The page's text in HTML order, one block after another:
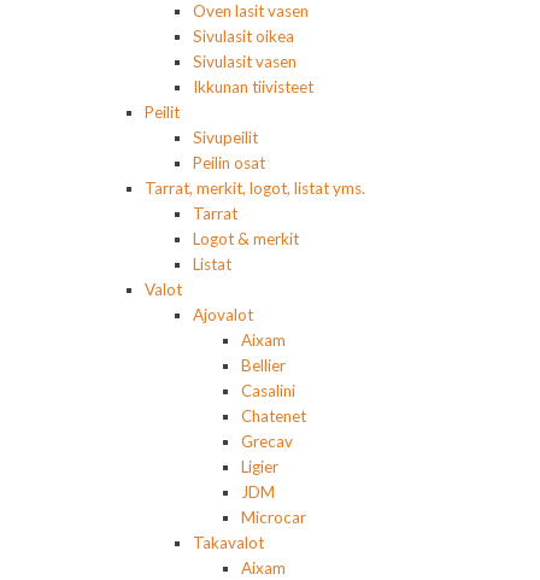
Oven lasit vasen
Sivulasit oikea
Sivulasit vasen
Ikkunan tiivisteet
Peilit
Sivupeilit
Peilin osat
Tarrat, merkit, logot, listat yms.
Tarrat
Logot & merkit
Listat
Valot
Ajovalot
Aixam
Bellier
Casalini
Chatenet
Grecav
Ligier
JDM
Microcar
Takavalot
Aixam